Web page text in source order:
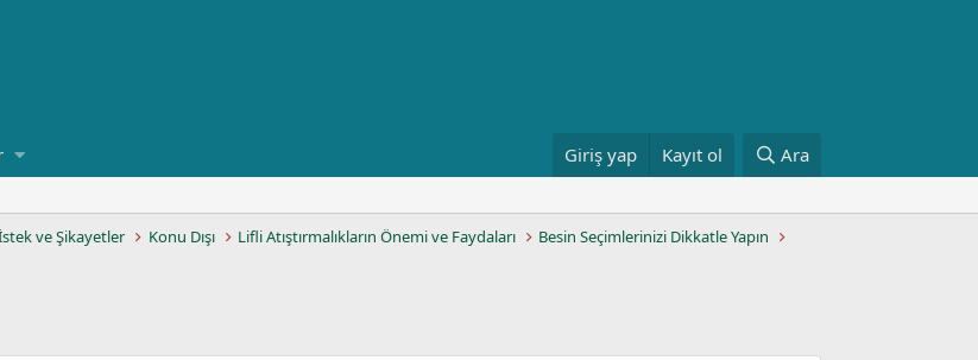
Giriş yap Kayıt ol Ara
ve Şikayetler Konu Dışı Lifli Atıştırmalıkların Önemi ve Faydaları
Besin Seçimlerinizi Dikkatle Yapın